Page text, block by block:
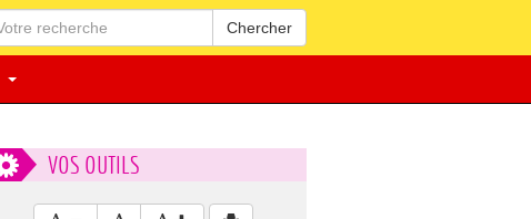
Chercher
VOS OUTILS